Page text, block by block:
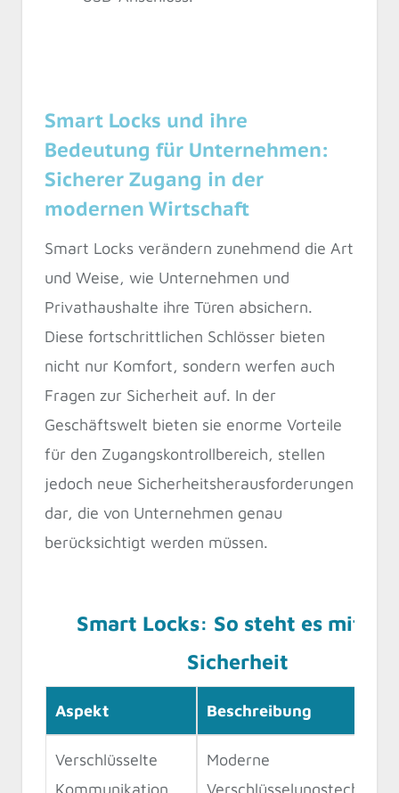
Smart Locks und ihre
Bedeutung für Unternehmen:
Sicherer Zugang in der
modernen Wirtschaft
Smart Locks verändern zunehmend die Art
und Weise, wie Unternehmen und
Privathaushalte ihre Türen absichern.
Diese fortschrittlichen Schlösser bieten
nicht nur Komfort, sondern werfen auch
Fragen zur Sicherheit auf. In der
Geschäftswelt bieten sie enorme Vorteile
für den Zugangskontrollbereich, stellen
jedoch neue Sicherheitsherausforderungen
dar, die von Unternehmen genau
berücksichtigt werden müssen.
Smart Locks: So steht es mit der
Sicherheit
Aspekt Beschreibung
Verschlüsselte
Kommunikation
Moderne